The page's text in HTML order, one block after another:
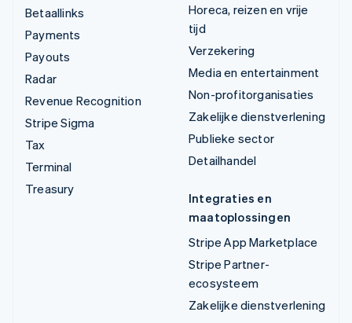
Betaallinks
Payments
Payouts
Radar
Revenue Recognition
Stripe Sigma
Tax
Terminal
Treasury
Horeca, reizen en vrije
tijd
Verzekering
Media en entertainment
Non-profitorganisaties
Zakelijke dienstverlening
Publieke sector
Detailhandel
Integraties en
maatoplossingen
Stripe App Marketplace
Stripe Partner-
ecosysteem
Zakelijke dienstverlening